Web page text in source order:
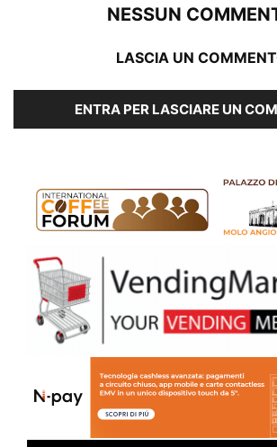
NESSUN
LASCIA UN
ENTRA PER LASCIARE UN